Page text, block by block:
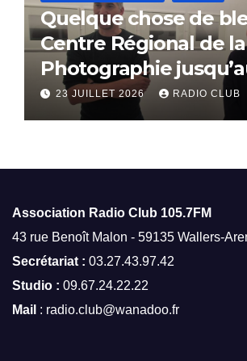
Quelque chose de
Centre Régional de la
Photographie
octobre
23 JUILLET 2026 RADIO CLUB
Association Radio Club 105.7FM
43 rue Benoît Malon - 59135 Wallers-
Secrétariat : 03.27.43.97.42
Studio : 09.67.24.22.22
Mail : radio.club@wanadoo.fr